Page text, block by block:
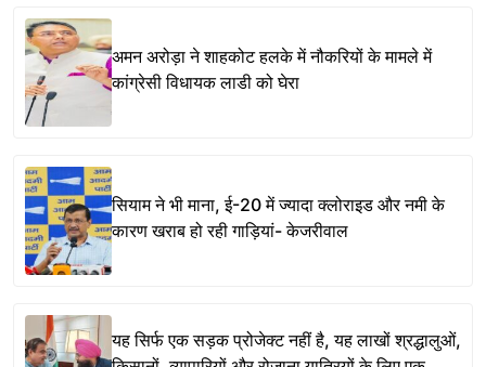
अमन अरोड़ा ने शाहकोट हलके में नौकरियों के मामले में
कांग्रेसी विधायक लाडी को घेरा
सियाम ने भी माना, ई-20 में ज्यादा क्लोराइड और नमी के
कारण खराब हो रही गाड़ियां- केजरीवाल
यह सिर्फ एक सड़क प्रोजेक्ट नहीं है, यह लाखों श्रद्धालुओं,